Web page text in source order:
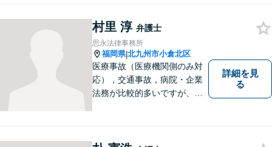
本質把握から解決に至るまで
懇切丁寧に対応します！【宅
建士資格あり】
村里 淳 弁護士
思永法律事務所
福岡県|北九州市小倉北区
医療事故（医療機関側のみ対
応），交通事故，病院・企業
法務が比較的多いですが、家
詳細を見
る